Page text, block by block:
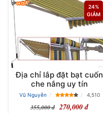
24%
GIẢM
Địa chỉ lắp đặt bạt cuốn
che nắng uy tín
Vũ Nguyễn 4,510
355,000 đ 270,000 đ